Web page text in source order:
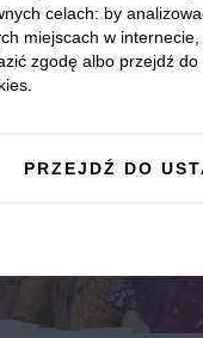
celach: by
miejscach w
zgodę albo przejdź
PRZEJDŹ DO